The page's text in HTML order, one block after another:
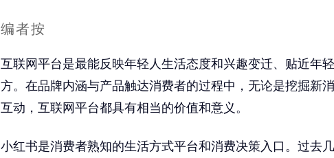
编者按
互联网平台是最能反映年轻人生活态度和兴趣变迁、贴近年
方。在品牌内涵与产品触达消费者的过程中，无论是挖掘新
互动，互联网平台都具有相当的价值和意义。
小红书是消费者熟知的生活方式平台和消费决策入口。过去